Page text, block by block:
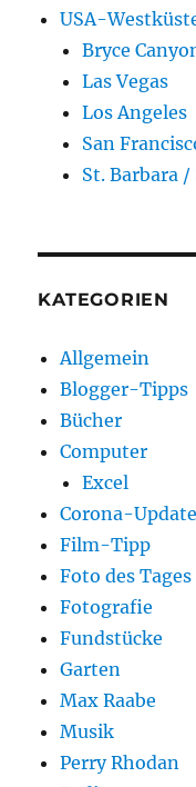
USA-
Bryce
Las Vegas
Los Angeles
San
St. Barbara
KATEGORIEN
Allgemein
Blogger-Tipps
Bücher
Computer
Excel
Corona-Update
Film-Tipp
Foto des Tages
Fotografie
Fundstücke
Garten
Max Raabe
Musik
Perry Rhodan